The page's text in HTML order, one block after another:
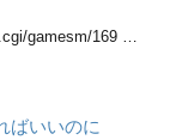
gamesm/169 …
ばいいのに